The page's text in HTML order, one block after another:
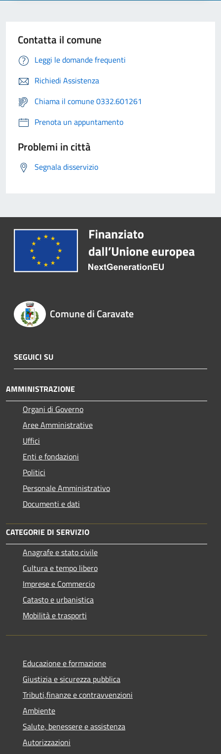
Contatta il comune
Leggi le domande frequenti
Richiedi Assistenza
Chiama il comune 0332.601261
Prenota un appuntamento
Problemi in città
Segnala disservizio
Comune di Caravate
SEGUICI SU
AMMINISTRAZIONE
Organi di Governo
Aree Amministrative
Uffici
Enti e fondazioni
Politici
Personale Amministrativo
Documenti e dati
CATEGORIE DI SERVIZIO
Anagrafe e stato civile
Cultura e tempo libero
Imprese e Commercio
Catasto e urbanistica
Mobilità e trasporti
Educazione e formazione
Giustizia e sicurezza pubblica
Tributi,finanze e contravvenzioni
Ambiente
Salute, benessere e assistenza
Autorizzazioni